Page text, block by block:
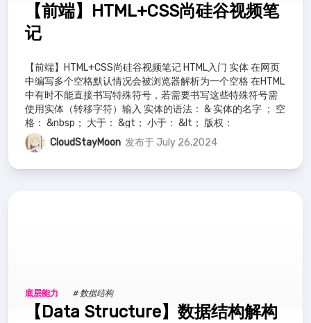
【前端】HTML+CSS尚硅谷视频笔
记
【前端】HTML+CSS尚硅谷视频笔记 HTML入门 实体 在网页
中编写多个空格默认情况会被浏览器解析为一个空格 在HTML
中有时不能直接书写特殊符号，若需要书写这些特殊符号需
使用实体（转移字符）输入 实体的语法： & 实体的名字 ； 空
格： &nbsp； 大于： &gt； 小于： &lt； 版权：
CloudStayMoon 发布于 July 26,2024
底层能力 # 数据结构
【Data Structure】数据结构解构